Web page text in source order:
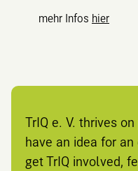
mehr Infos hier
TrIQ e. V. thrives
have an idea for
get TrIQ involved,